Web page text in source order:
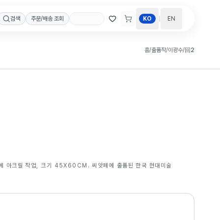
검색 주문/배송 조회 KO EN
홈/출품작/이광수/回2
에 아크릴 작업, 크기 45X60CM. 씨앗페에 출품된 한국 현대미술